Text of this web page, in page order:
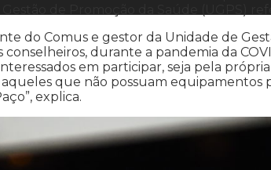
do Comus e gestor da Unidade de
conselheiros, durante a pandemia da
em participar, seja pela
que não possuam equipamentos
explica.